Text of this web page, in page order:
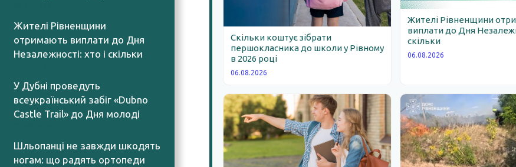
Жителі Рівненщини
отримають виплати до Дня
Незалежності: хто і скільки
У Дубні проведуть
всеукраїнський забіг «Dubno
Castle Trail» до Дня молоді
Шльопанці не завжди шкодять
ногам: що радять ортопеди
Скільки коштує зібрати
першокласника до школи у Рівному
в 2026 році
06.08.2026
Жителі Рівненщини
виплати до Дня
скільки
06.08.2026